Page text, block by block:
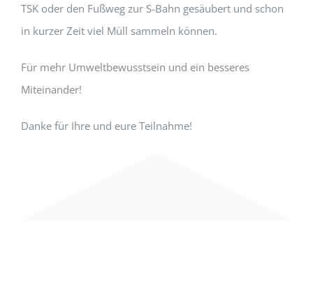
TSK oder den Fußweg zur S-Bahn gesäubert und schon
in kurzer Zeit viel Müll sammeln können.
Für mehr Umweltbewusstsein und ein besseres
Miteinander!
Danke für Ihre und eure Teilnahme!